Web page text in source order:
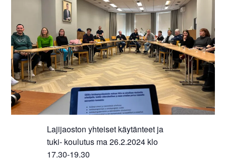
Lajijaoston yhteiset käytänteet ja
tuki- koulutus ma 26.2.2024 klo
17.30-19.30